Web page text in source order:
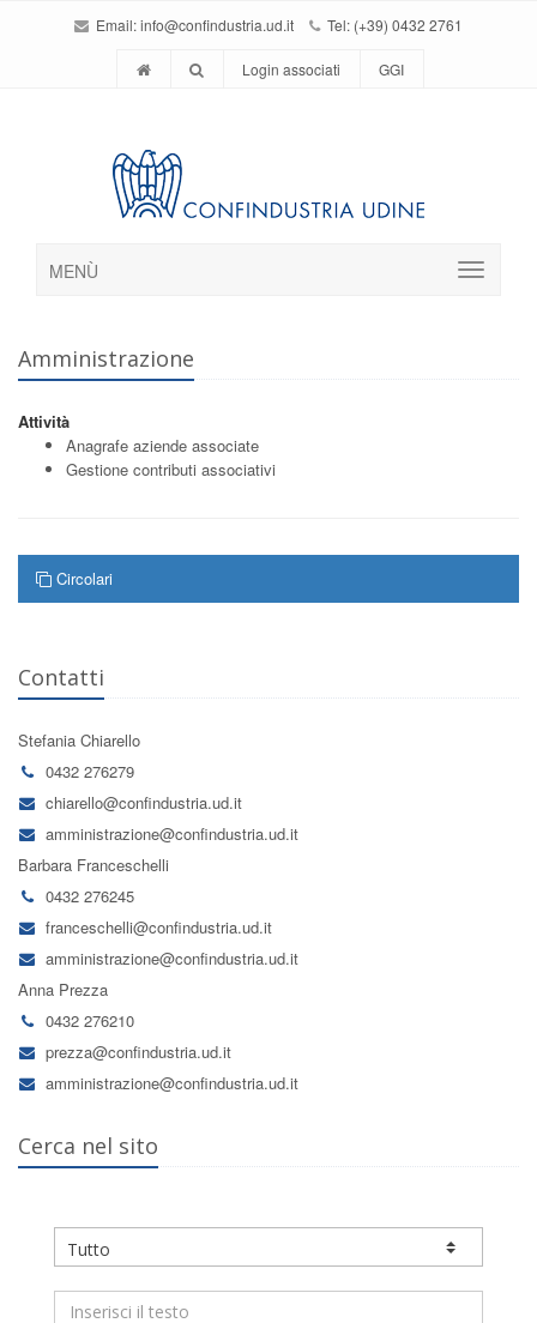
Email:info@confindustria.ud.it Tel: (+39) 0432 2761
Login associati GGI
MENÙ
Amministrazione
Attività
Anagrafe aziende associate
Gestione contributi associativi
Circolari
Contatti
Stefania Chiarello
0432 276279
chiarello@confindustria.ud.it
amministrazione@confindustria.ud.it
Barbara Franceschelli
0432 276245
franceschelli@confindustria.ud.it
amministrazione@confindustria.ud.it
Anna Prezza
0432 276210
prezza@confindustria.ud.it
amministrazione@confindustria.ud.it
Cerca nel sito